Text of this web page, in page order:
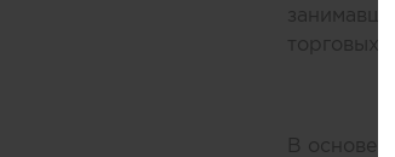
торговых
В основе